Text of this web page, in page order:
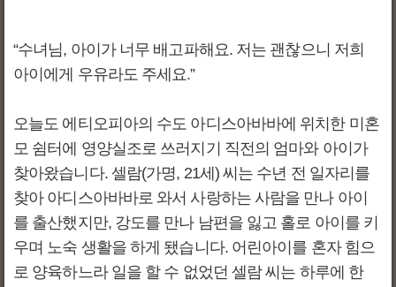
“수녀님, 아이가 너무 배고파해요. 저는 괜찮으니 저희
아이에게 우유라도 주세요.”
오늘도 에티오피아의 수도 아디스아바바에 위치한 미혼
모 쉼터에 영양실조로 쓰러지기 직전의 엄마와 아이가
찾아왔습니다. 셀람(가명, 21세) 씨는 수년 전 일자리를
찾아 아디스아바바로 와서 사랑하는 사람을 만나 아이
를 출산했지만, 강도를 만나 남편을 잃고 홀로 아이를 키
우며 노숙 생활을 하게 됐습니다. 어린아이를 혼자 힘으
로 양육하느라 일을 할 수 없었던 셀람 씨는 하루에 한